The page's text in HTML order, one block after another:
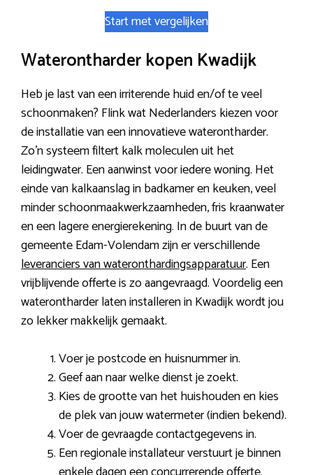
Start met vergelijken
Waterontharder kopen Kwadijk
Heb je last van een irriterende huid en/of te veel
schoonmaken? Flink wat Nederlanders kiezen voor
de installatie van een innovatieve waterontharder.
Zo’n systeem filtert kalk moleculen uit het
leidingwater. Een aanwinst voor iedere woning. Het
einde van kalkaanslag in badkamer en keuken, veel
minder schoonmaakwerkzaamheden, fris kraanwater
en een lagere energierekening. In de buurt van de
gemeente Edam-Volendam zijn er verschillende
leveranciers van wateronthardingsapparatuur. Een
vrijblijvende offerte is zo aangevraagd. Voordelig een
waterontharder laten installeren in Kwadijk wordt jou
zo lekker makkelijk gemaakt.
Voer je postcode en huisnummer in.
Geef aan naar welke dienst je zoekt.
Kies de grootte van het huishouden en kies
de plek van jouw watermeter (indien bekend).
Voer de gevraagde contactgegevens in.
Een regionale installateur verstuurt je binnen